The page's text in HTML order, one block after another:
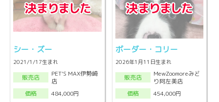
シー・ズー
2021/1/17生まれ
販売店
PET'S MAX伊勢崎
店
価格
484,000円
ボーダー・コリー
2026年1月11日生まれ
販売店
MewZoomoreみど
り阿左美店
価格
454,000円